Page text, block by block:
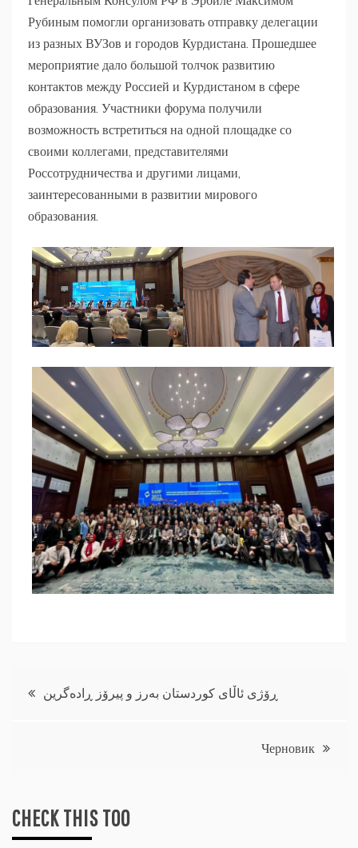
Рубиным помогли организовать отправку делегации
из разных ВУЗов и городов Курдистана. Прошедшее
мероприятие дало большой толчок развитию
контактов между Россией и Курдистаном в сфере
образования. Участники форума получили
возможность встретиться на одной площадке со
своими коллегами, представителями
Россотрудничества и другими лицами,
заинтересованными в развитии мирового
образования.
Навигация
ڕۆژی ئاڵای کوردستان بەرز و پیرۆز ڕادەگرین
Черновик
CHECK THIS TOO